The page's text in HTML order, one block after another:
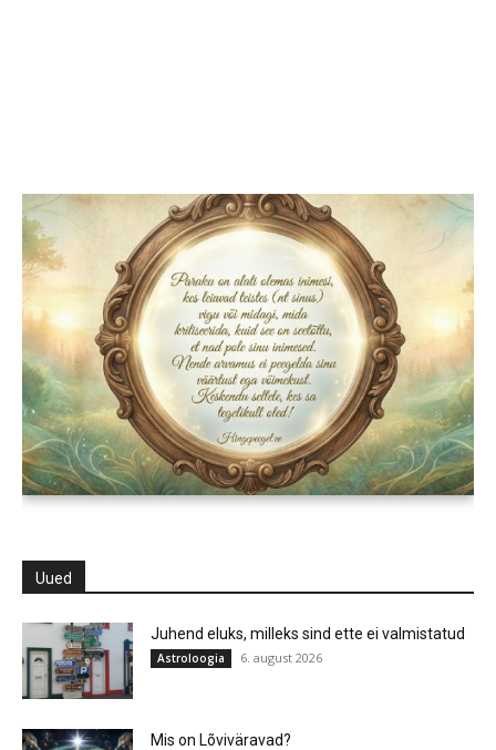
Uued
Juhend eluks, milleks sind ette ei valmistatud
Astroloogia 6. august 2026
Mis on Lõviväravad?